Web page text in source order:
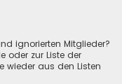
ignorierten Mitglieder?
oder zur Liste der
wieder aus den Listen